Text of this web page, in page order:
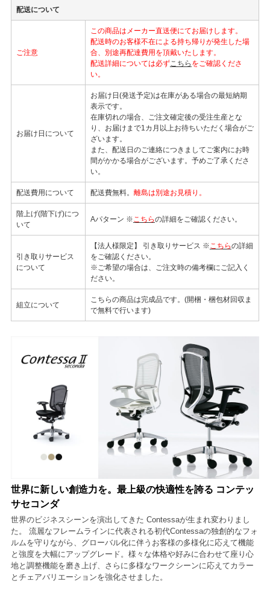
配送について
ご注意
この商品はメーカー直送便にてお届けします。
配送時のお客様不在による持ち帰りが発生した場
合、別途再配達費用を頂戴いたします。
配送詳細については必ずこちら をご確認くださ
い。
お届け日について
お届け日(発送予定)は在庫がある場合の最短納期
表示です。
在庫切れの場合、ご注文確定後の受注生産とな
り、お届けまで1カ月以上お待ちいただく場合がご
ざいます。
また、配送日のご連絡につきましてご案内にお時
間がかかる場合がございます。予めご了承くださ
い。
配送費用について 配送費無料。 離島は別途お見積り。
階上げ(階下げ)につ
いて
Aパターン ※こちらの詳細をご確認ください。
引き取りサービス
について
【法人様限定】 引き取りサービス ※こちらの詳細
をご確認ください。
※ご希望の場合は、ご注文時の備考欄にご記入く
ださい。
組立について
こちらの商品は完成品です。(開梱・梱包材回収ま
で無料で行います)
世界に新しい創造力を。最上級の快適性を誇る コンテッ
サセコンダ
世界のビジネスシーンを演出してきた Contessaが生まれ変わりまし
た。 流麗なフレームラインに代表される初代Contessaの独創的なフォ
ルムを守りながら、グローバル化に伴うお客様の多様化に応えて機能
と強度を大幅にアップグレード。様々な体格や好みに合わせて座り心
地と調整機能を磨き上げ、さらに多様なワークシーンに応えてカラー
とチェアバリエーションを強化させました。